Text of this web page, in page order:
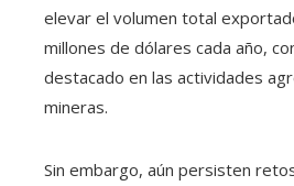
elevar el volumen total
millones de dólares cada año,
destacado en las actividades
mineras.
Sin embargo, aún persisten